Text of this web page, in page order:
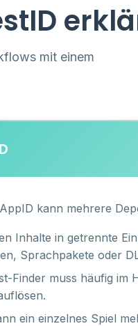
mit einem
kann mehrere
Inhalte in getrennte
Sprachpakete oder
Finder muss häufig im
ein einzelnes Spiel